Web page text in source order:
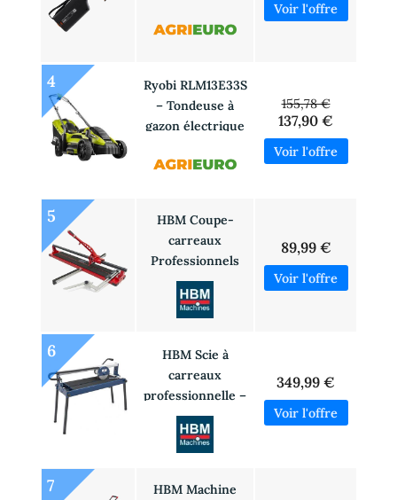
Diamètre de
NI CHARGEUR
4
Ryobi RLM13E33S
– Tondeuse à
gazon électrique
de 33 cm
155,78 €
137,90 €
5
HBM Coupe-
carreaux
Professionnels
89,99 €
6
HBM Scie à
carreaux
professionnelle –
coupe-carreaux
– 920 mm – 1 200
W
349,99 €
7
HBM Machine